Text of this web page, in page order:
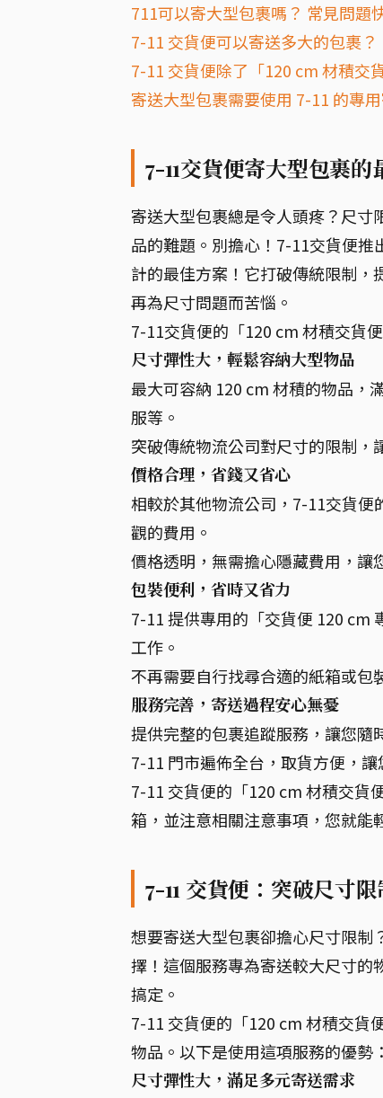
711可以寄大型包裹嗎？ 常見問題
7-11 交貨便可以寄送多大的包裹？
7-11 交貨便除了「120 cm 材積交
寄送大型包裹需要使用 7-11 的專
7-11交貨便寄大型包裹
寄送大型包裹總是令人頭疼？尺
品的難題。別擔心！7-11交貨便
計的最佳方案！它打破傳統限制
再為尺寸問題而苦惱。
7-11交貨便的「120 cm 材積交貨
尺寸彈性大，輕鬆容納大型物品
最大可容納 120 cm 材積的物品，
服等。
突破傳統物流公司對尺寸的限制，
價格合理，省錢又省心
相較於其他物流公司，7-11交貨便
觀的費用。
價格透明，無需擔心隱藏費用，讓
包裝便利，省時又省力
7-11 提供專用的「交貨便 120 cm
工作。
不再需要自行找尋合適的紙箱或包
服務完善，寄送過程安心無憂
提供完整的包裹追蹤服務，讓您隨
7-11 門市遍佈全台，取貨方便，
7-11 交貨便的「120 cm 材積交貨
箱，並注意相關注意事項，您就能
7-11 交貨便：突破尺寸
想要寄送大型包裹卻擔心尺寸限制
擇！這個服務專為寄送較大尺寸的
搞定。
7-11 交貨便的「120 cm 材積交貨
物品。以下是使用這項服務的優勢：
尺寸彈性大，滿足多元寄送需求